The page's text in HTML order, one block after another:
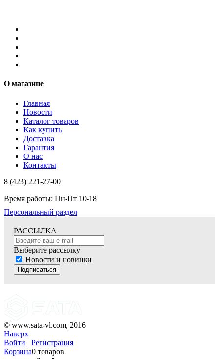
О магазине
Главная
Новости
Каталог товаров
Как купить
Доставка
Гарантия
О нас
Контакты
8 (423) 221-27-00
Время работы: Пн-Пт 10-18
Персональный раздел
РАССЫЛКА
Выберите рассылку
Новости и новинки
Подписаться
© www.sata-vl.com, 2016
Наверх
Войти
Регистрация
Корзина0 товаров